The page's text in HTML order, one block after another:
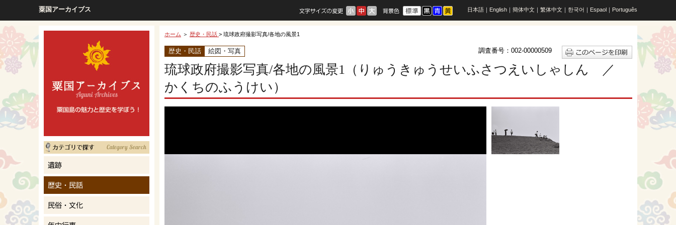
粟国アーカイブス 日本語 ｜ English ｜ 簡体中文 ｜ 繁体中文 ｜ 한국어 ｜ Espaol ｜ Português
ホーム ＞ 歴史・民話 > 琉球政府撮影写真/各地の風景1
歴史・民話 絵図・写真 調査番号：002-00000509
琉球政府撮影写真/各地の風景1（りゅうきゅうせいふさつえいしゃしん ／
かくちのふうけい）